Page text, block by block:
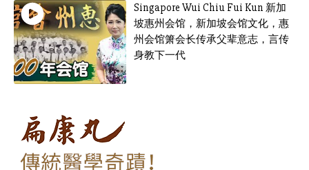
Singapore Wui Chiu Fui Kun 新加
坡惠州会馆，新加坡会馆文化，惠
州会馆箫会长传承父辈意志，言传
身教下一代